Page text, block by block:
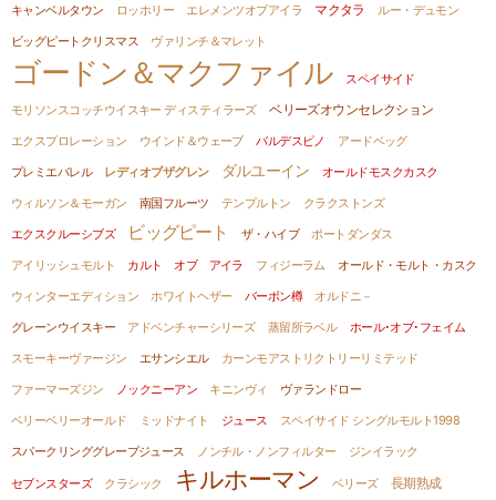
キャンベルタウン ロッホリー エレメンツオブアイラ マクタラ
ルー・デュモン
ビッグピートクリスマス
ヴァリンチ＆マレット
ゴードン＆マクファイル
スペイサイド
モリソンスコッチウイスキー ディスティラーズ
ベリーズオウンセレクション
エクスプロレーション
ウインド＆ウェーブ バルデスピノ
アードベッグ
プレミエバレル
レディオブザグレン ダルユーイン
オールドモスクカスク
ウィルソン＆モーガン
南国フルーツ テンプルトン
クラクストンズ
エクスクルーシブズ
ビッグピート ザ・ハイブ
ポートダンダス
アイリッシュモルト
カルト オブ アイラ フィジーラム
オールド・モルト・カスク
ウィンターエディション
ホワイトヘザー バーボン樽
オルドニ－
グレーンウイスキー
アドベンチャーシリーズ 蒸留所ラベル
ホール･オブ･フェイム
スモーキーヴァージン
エサンシエル
カーンモアストリクトリーリミテッド
ファーマーズジン
ノックニーアン キニンヴィ
ヴァランドロー
ベリーベリーオールド
ミッドナイト ジュース
スペイサイド シングルモルト1998
スパークリンググレープジュース
ノンチル・ノンフィルター ジンイラック
セブンスターズ クラシック キルホーマン ベリーズ
長期熟成